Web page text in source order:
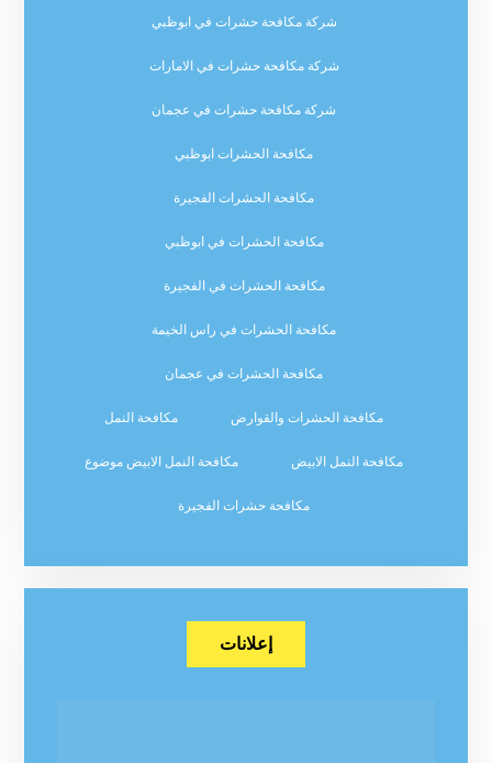
شركة مكافحة حشرات في ابوظبي
شركة مكافحة حشرات في الامارات
شركة مكافحة حشرات في عجمان
مكافحة الحشرات ابوظبي
مكافحة الحشرات الفجيرة
مكافحة الحشرات في ابوظبي
مكافحة الحشرات في الفجيرة
مكافحة الحشرات في راس الخيمة
مكافحة الحشرات في عجمان
مكافحة الحشرات والقوارض مكافحة النمل
مكافحة النمل الابيض مكافحة النمل الابيض موضوع
مكافحة حشرات الفجيرة
إعلانات